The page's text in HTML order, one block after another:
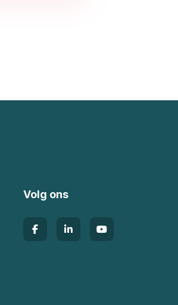
Volg ons